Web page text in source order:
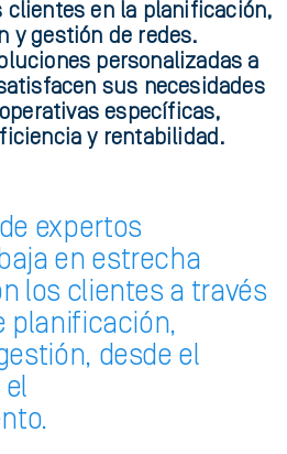
clientes en la planificación,
y gestión de redes.
personalizadas a
sus necesidades
específicas,
y rentabilidad.
expertos
en estrecha
los clientes a través
planificación,
desde el
el